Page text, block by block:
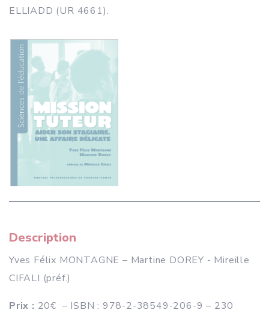
ELLIADD (UR 4661).
Description
Yves Félix MONTAGNE – Martine DOREY - Mireille
CIFALI (préf.)
Prix : 20€ – ISBN : 978-2-38549-206-9 – 230